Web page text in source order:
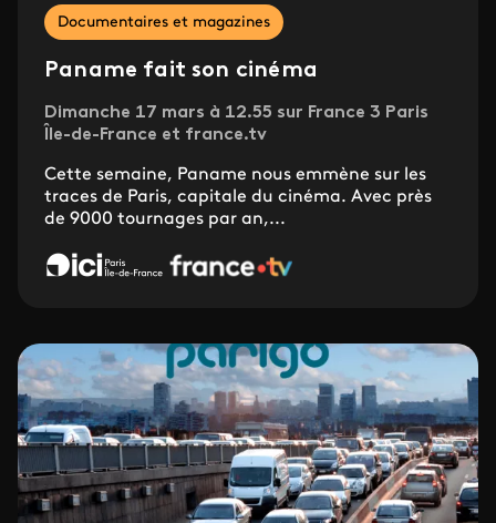
Documentaires et magazines
Paname fait son cinéma
Dimanche 17 mars à 12.55 sur France 3 Paris
Île-de-France et france.tv
Cette semaine, Paname nous emmène sur les
traces de Paris, capitale du cinéma. Avec près
de 9000 tournages par an,...